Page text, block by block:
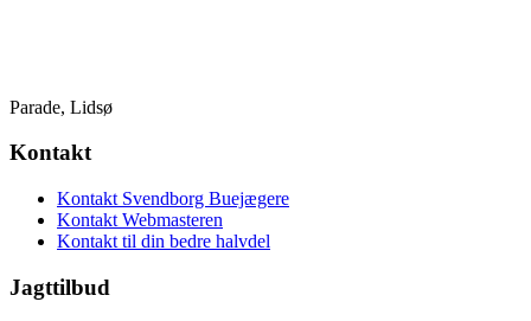
Parade, Lidsø
Kontakt
Kontakt Svendborg Buejægere
Kontakt Webmasteren
Kontakt til din bedre halvdel
Jagttilbud